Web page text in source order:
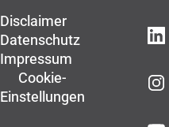
Disclaimer
Datenschutz
Impressum
Cookie-
Einstellungen